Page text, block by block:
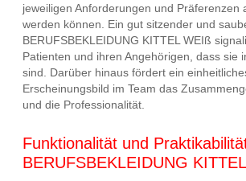
jeweiligen Anforderungen und Präferenzen
werden können. Ein gut sitzender und
BERUFSBEKLEIDUNG KITTEL WEIß
Patienten und ihren Angehörigen, dass sie
sind. Darüber hinaus fördert ein
Erscheinungsbild im Team das
und die Professionalität.
Funktionalität und
BERUFSBEKLEIDUNG